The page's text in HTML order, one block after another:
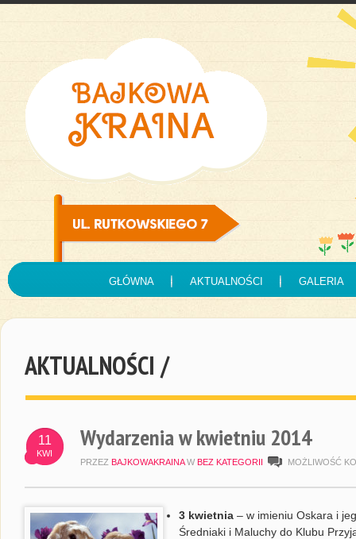
GŁÓWNA AKTUALNOŚCI GALERIA
AKTUALNOŚCI /
11
KWI
Wydarzenia w kwietniu 2014
PRZEZ BAJKOWAKRAINA W BEZ KATEGORII MOŻLIWOŚĆ
3 kwietnia – w imieniu Oskara i
Średniaki i Maluchy do Klubu